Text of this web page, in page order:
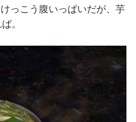
っこう腹いっぱいだが、芋
。